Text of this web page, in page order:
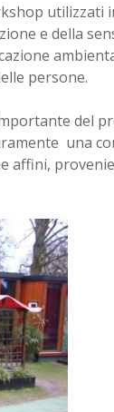
utilizzati
e della
persone.
del
una